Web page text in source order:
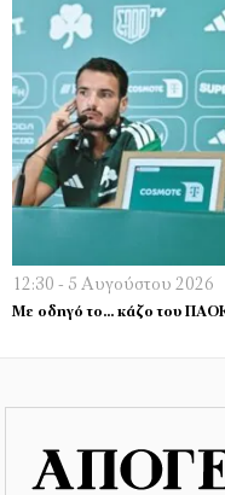
12:30 - 5 Αυγούστου 2026
Με οδηγό το… κάζο του